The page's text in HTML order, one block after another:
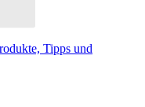
Tipps und